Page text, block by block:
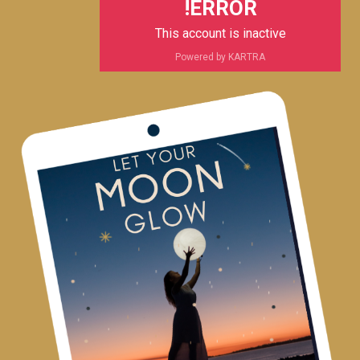
ERROR!
This account is inactive
Powered by KARTRA